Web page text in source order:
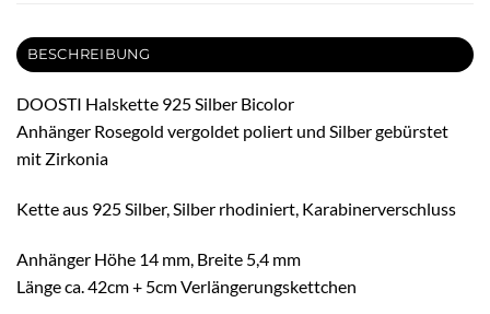
BESCHREIBUNG
DOOSTI Halskette 925 Silber Bicolor
Anhänger Rosegold vergoldet poliert und Silber gebürstet
mit Zirkonia
Kette aus 925 Silber, Silber rhodiniert, Karabinerverschluss
Anhänger Höhe 14 mm, Breite 5,4 mm
Länge ca. 42cm + 5cm Verlängerungskettchen